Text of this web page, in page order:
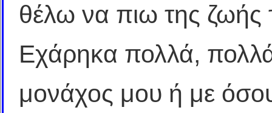
θέλω να πιω της ζωής
Εχάρηκα πολλά,
μονάχος μου ή με